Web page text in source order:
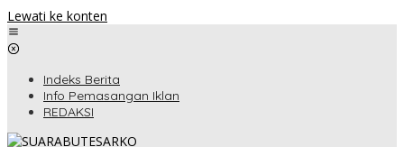
Lewati ke konten
Indeks Berita
Info Pemasangan Iklan
REDAKSI